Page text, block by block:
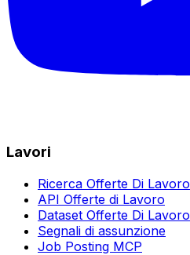
Lavori
Ricerca Offerte Di Lavoro
API Offerte di Lavoro
Dataset Offerte Di Lavoro
Segnali di assunzione
Job Posting MCP